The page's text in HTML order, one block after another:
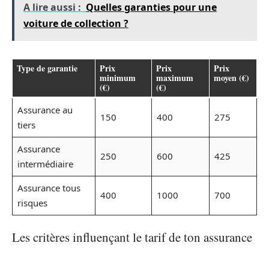
A lire aussi : Quelles garanties pour une
voiture de collection ?
Type de garantie Prix
minimum
(€)
Prix
maximum
(€)
Prix
moyen (€)
Assurance au
tiers
150 400 275
Assurance
intermédiaire
250 600 425
Assurance tous
risques
400 1000 700
Les critères influençant le tarif de ton assurance